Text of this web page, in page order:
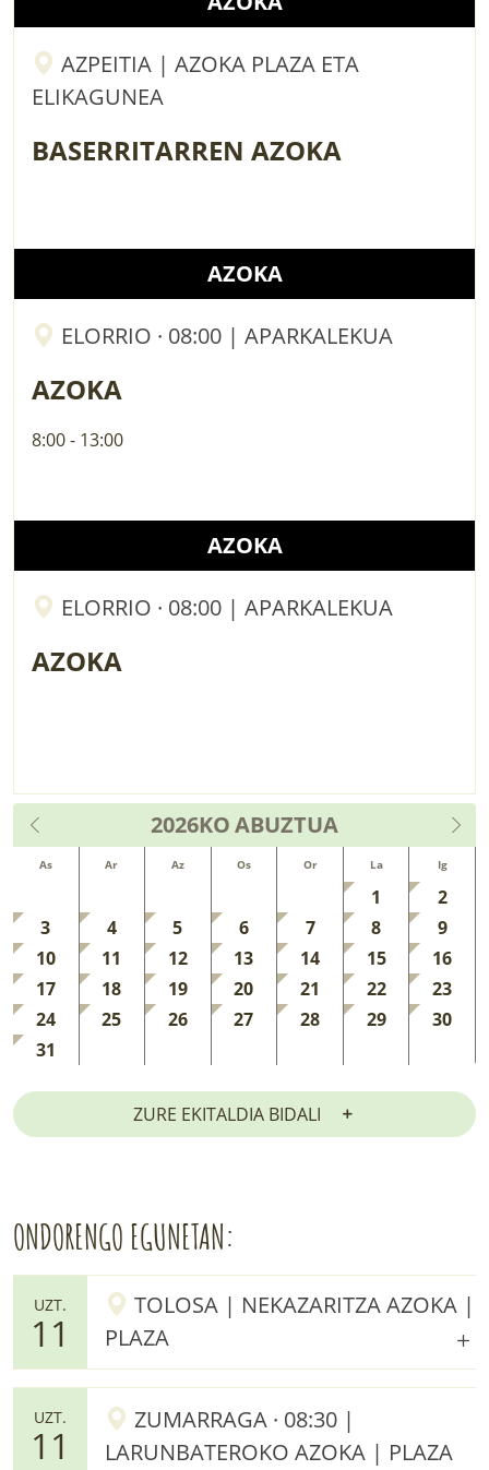
AZPEITIA | AZOKA PLAZA ETA
ELIKAGUNEA
BASERRITARREN AZOKA
AZOKA
ELORRIO · 08:00 | APARKALEKUA
AZOKA
8:00 - 13:00
AZOKA
ELORRIO · 08:00 | APARKALEKUA
AZOKA
2026KOABUZTUA
As Ar Az Os Or La Ig
1
2
3
4 5 6 7 8
9
10
11 12 13 14 15
16
17
18 19 20 21 22
23
24
25 26 27 28 29
30
31
ZURE EKITALDIA BIDALI
ONDORENGO EGUNETAN:
UZT.
11
TOLOSA | NEKAZARITZA AZOKA |
PLAZA
UZT.
11
ZUMARRAGA · 08:30 |
LARUNBATEROKO AZOKA | PLAZA